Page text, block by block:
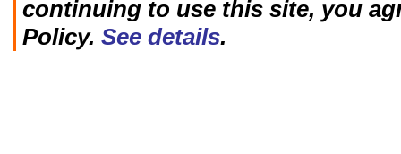
continuing to use this site, you
Policy. See details.